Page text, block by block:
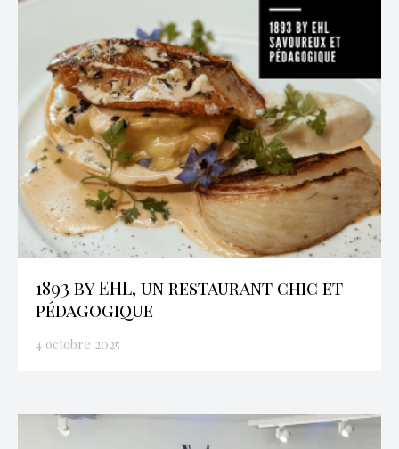
1893 by EHL, un restaurant chic et
pédagogique
4 octobre 2025